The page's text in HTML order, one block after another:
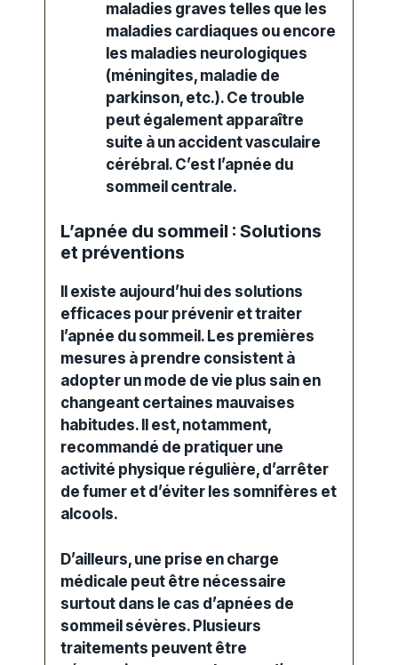
maladies graves telles que les
maladies cardiaques ou encore
les maladies neurologiques
(méningites, maladie de
parkinson, etc.). Ce trouble
peut également apparaître
suite à un accident vasculaire
cérébral. C’est l’apnée du
sommeil centrale.
L’apnée du sommeil : Solutions
et préventions
Il existe aujourd’hui des solutions
efficaces pour prévenir et traiter
l’apnée du sommeil. Les premières
mesures à prendre consistent à
adopter un mode de vie plus sain en
changeant certaines mauvaises
habitudes. Il est, notamment,
recommandé de pratiquer une
activité physique régulière, d’arrêter
de fumer et d’éviter les somnifères et
alcools.
D’ailleurs, une prise en charge
médicale peut être nécessaire
surtout dans le cas d’apnées de
sommeil sévères. Plusieurs
traitements peuvent être